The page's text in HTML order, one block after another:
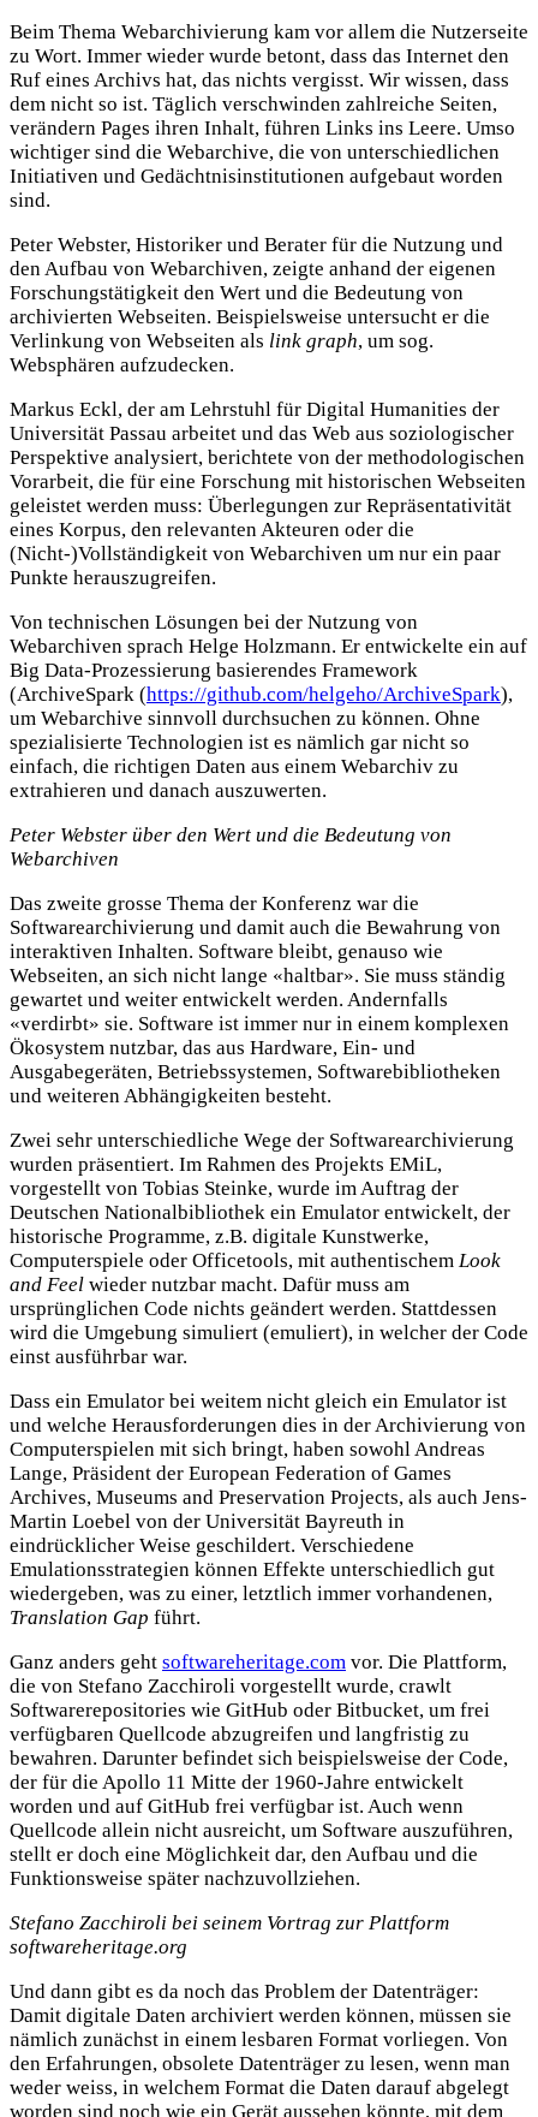
Beim Thema Webarchivierung kam vor allem die Nutzerseite
zu Wort. Immer wieder wurde betont, dass das Internet den
Ruf eines Archivs hat, das nichts vergisst. Wir wissen, dass
dem nicht so ist. Täglich verschwinden zahlreiche Seiten,
verändern Pages ihren Inhalt, führen Links ins Leere. Umso
wichtiger sind die Webarchive, die von unterschiedlichen
Initiativen und Gedächtnisinstitutionen aufgebaut worden
sind.
Peter Webster, Historiker und Berater für die Nutzung und
den Aufbau von Webarchiven, zeigte anhand der eigenen
Forschungstätigkeit den Wert und die Bedeutung von
archivierten Webseiten. Beispielsweise untersucht er die
Verlinkung von Webseiten als link graph, um sog.
Websphären aufzudecken.
Markus Eckl, der am Lehrstuhl für Digital Humanities der
Universität Passau arbeitet und das Web aus soziologischer
Perspektive analysiert, berichtete von der methodologischen
Vorarbeit, die für eine Forschung mit historischen Webseiten
geleistet werden muss: Überlegungen zur Repräsentativität
eines Korpus, den relevanten Akteuren oder die
(Nicht-)Vollständigkeit von Webarchiven um nur ein paar
Punkte herauszugreifen.
Von technischen Lösungen bei der Nutzung von
Webarchiven sprach Helge Holzmann. Er entwickelte ein auf
Big Data-Prozessierung basierendes Framework
(ArchiveSpark (https://github.com/helgeho/ArchiveSpark),
um Webarchive sinnvoll durchsuchen zu können. Ohne
spezialisierte Technologien ist es nämlich gar nicht so
einfach, die richtigen Daten aus einem Webarchiv zu
extrahieren und danach auszuwerten.
Peter Webster über den Wert und die Bedeutung von
Webarchiven
Das zweite grosse Thema der Konferenz war die
Softwarearchivierung und damit auch die Bewahrung von
interaktiven Inhalten. Software bleibt, genauso wie
Webseiten, an sich nicht lange «haltbar». Sie muss ständig
gewartet und weiter entwickelt werden. Andernfalls
«verdirbt» sie. Software ist immer nur in einem komplexen
Ökosystem nutzbar, das aus Hardware, Ein- und
Ausgabegeräten, Betriebssystemen, Softwarebibliotheken
und weiteren Abhängigkeiten besteht.
Zwei sehr unterschiedliche Wege der Softwarearchivierung
wurden präsentiert. Im Rahmen des Projekts EMiL,
vorgestellt von Tobias Steinke, wurde im Auftrag der
Deutschen Nationalbibliothek ein Emulator entwickelt, der
historische Programme, z.B. digitale Kunstwerke,
Computerspiele oder Officetools, mit authentischem Look
and Feel wieder nutzbar macht. Dafür muss am
ursprünglichen Code nichts geändert werden. Stattdessen
wird die Umgebung simuliert (emuliert), in welcher der Code
einst ausführbar war.
Dass ein Emulator bei weitem nicht gleich ein Emulator ist
und welche Herausforderungen dies in der Archivierung von
Computerspielen mit sich bringt, haben sowohl Andreas
Lange, Präsident der European Federation of Games
Archives, Museums and Preservation Projects, als auch Jens-
Martin Loebel von der Universität Bayreuth in
eindrücklicher Weise geschildert. Verschiedene
Emulationsstrategien können Effekte unterschiedlich gut
wiedergeben, was zu einer, letztlich immer vorhandenen,
Translation Gap führt.
Ganz anders geht softwareheritage.com vor. Die Plattform,
die von Stefano Zacchiroli vorgestellt wurde, crawlt
Softwarerepositories wie GitHub oder Bitbucket, um frei
verfügbaren Quellcode abzugreifen und langfristig zu
bewahren. Darunter befindet sich beispielsweise der Code,
der für die Apollo 11 Mitte der 1960-Jahre entwickelt
worden und auf GitHub frei verfügbar ist. Auch wenn
Quellcode allein nicht ausreicht, um Software auszuführen,
stellt er doch eine Möglichkeit dar, den Aufbau und die
Funktionsweise später nachzuvollziehen.
Stefano Zacchiroli bei seinem Vortrag zur Plattform
softwareheritage.org
Und dann gibt es da noch das Problem der Datenträger:
Damit digitale Daten archiviert werden können, müssen sie
nämlich zunächst in einem lesbaren Format vorliegen. Von
den Erfahrungen, obsolete Datenträger zu lesen, wenn man
weder weiss, in welchem Format die Daten darauf abgelegt
worden sind noch wie ein Gerät aussehen könnte, mit dem